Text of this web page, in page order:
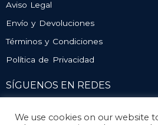
Aviso Legal
Envío y Devoluciones
Términos y Condiciones
Política de Privacidad
SÍGUENOS EN REDES
We use cookies on our website